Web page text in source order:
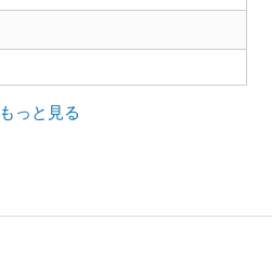
もっと見る